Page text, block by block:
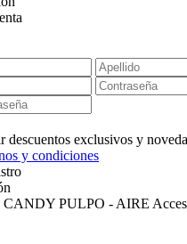
descuentos exclusivos y
y condiciones